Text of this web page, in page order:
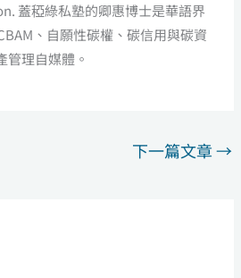
蓋稏綠私塾的卿惠博士是華語界
、自願性碳權、碳信用與碳資
管理自媒體。
下一篇文章→